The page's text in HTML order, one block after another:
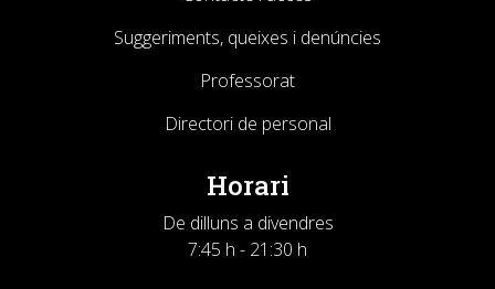
Suggeriments, queixes i denúncies
Professorat
Directori de personal
Horari
De dilluns a divendres
7:45 h - 21:30 h